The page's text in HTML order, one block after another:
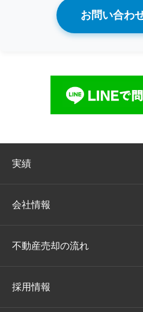
お問い合わ
実績
会社情報
不動産売却の流れ
採用情報